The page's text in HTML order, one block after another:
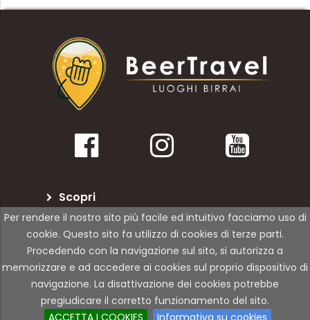
Per rendere il nostro sito più facile ed intuitivo facciamo uso di
cookie. Questo sito fa utilizzo di cookies di terze parti.
Procedendo con la navigazione sul sito, si autorizza a
memorizzare e ad accedere ai cookies sul proprio dispositivo di
navigazione. La disattivazione dei cookies potrebbe
pregiudicare il corretto funzionamento del sito.
ACCETTA I COOKIES
Informativa su cookies
Scopri
BeerTravel
Per le attività
© Copyright 2021 | 01Rabbit | All Rights Reserved